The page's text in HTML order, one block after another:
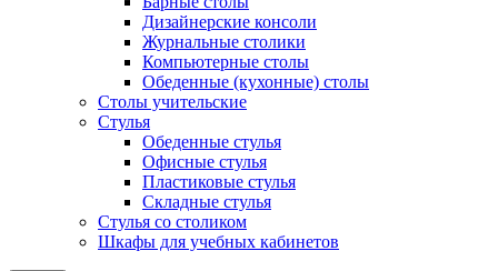
Дизайнерские консоли
Журнальные столики
Компьютерные столы
Обеденные (кухонные) столы
Столы учительские
Стулья
Обеденные стулья
Офисные стулья
Пластиковые стулья
Складные стулья
Стулья со столиком
Шкафы для учебных кабинетов